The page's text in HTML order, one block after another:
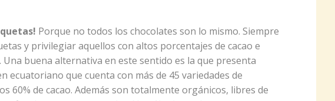
Porque no todos los chocolates son lo mismo. Siempre
y privilegiar aquellos con altos porcentajes de cacao e
buena alternativa en este sentido es la que presenta
ecuatoriano que cuenta con más de 45 variedades de
60% de cacao. Además son totalmente orgánicos, libres de